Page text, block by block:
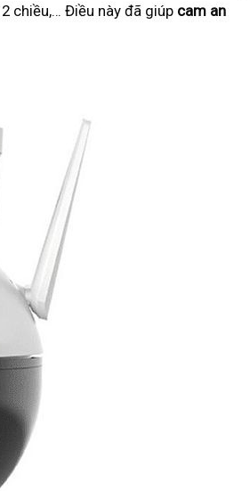
chiều,… Điều này đã giúp cam an